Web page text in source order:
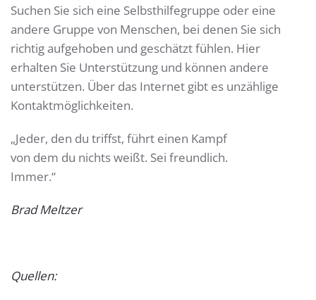
Suchen Sie sich eine Selbsthilfegruppe oder eine
andere Gruppe von Menschen, bei denen Sie sich
richtig aufgehoben und geschätzt fühlen. Hier
erhalten Sie Unterstützung und können andere
unterstützen. Über das Internet gibt es unzählige
Kontaktmöglichkeiten.
„Jeder, den du triffst, führt einen Kampf
von dem du nichts weißt. Sei freundlich.
Immer.“
Brad Meltzer
Quellen: